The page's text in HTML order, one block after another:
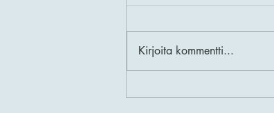
Kirjoita kommentti...